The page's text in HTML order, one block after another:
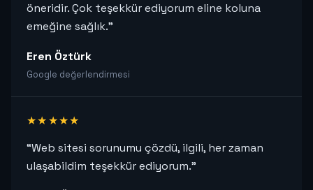
öneridir. Çok teşekkür ediyorum eline koluna
emeğine sağlık.”
Eren Öztürk
Google değerlendirmesi
★★★★★
“Web sitesi sorunumu çözdü, ilgili, her zaman
ulaşabildim teşekkür ediyorum.”